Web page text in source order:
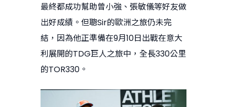
最終都成功幫助曾小強、張敏儀等好友做
出好成績。但聰Sir的歐洲之旅仍未完
結，因為他正準備在9月10日出戰在意大
利展開的TDG巨人之旅中，全長330公里
的TOR330。